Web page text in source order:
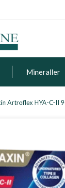
Mineraller
Artroflex HYA-C-II